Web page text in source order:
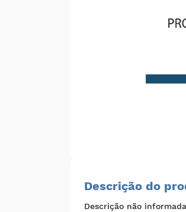
Descrição do
Descrição não informada